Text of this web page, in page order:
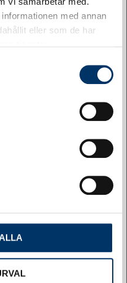
med annan
eller som de har